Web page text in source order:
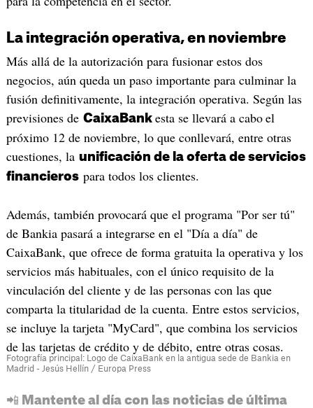
La integración operativa, en noviembre
Más allá de la autorización para fusionar estos dos
negocios, aún queda un paso importante para culminar la
fusión definitivamente, la integración operativa. Según las
previsiones de CaixaBank esta se llevará a caboel
próximo 12 de noviembre, lo que conllevará, entre otras
cuestiones, la unificación de la oferta de servicios
financierospara todos los clientes.
Además, también provocará que el programa "Por ser tú"
de Bankia pasará a integrarse en el "Día a día" de
CaixaBank, que ofrece de forma gratuita la operativa y los
servicios más habituales, con el único requisito de la
vinculación del cliente y de las personas con las que
comparta la titularidad de la cuenta. Entre estos servicios,
se incluye la tarjeta "MyCard", que combina los servicios
de las tarjetas de crédito y de débito, entre otras cosas.
Fotografía principal: Logo de CaixaBank en la antigua sede de Bankia en
Madrid - Jesús Hellín / Europa Press
📲 Mantente al día con las noticias de última